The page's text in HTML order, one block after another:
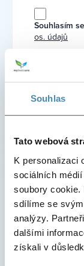
Souhlas
Tato webová
K personalizaci
sociálních
soubory cookie.
sdílíme se
analýzy.
dalšími
získali v
Souhlasím
os. údajů
Prosíme,
Online
Termín
online